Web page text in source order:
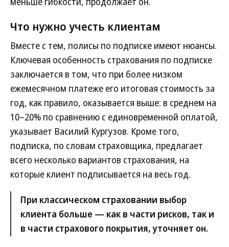
Что нужно учесть клиентам
Вместе с тем, полисы по подписке имеют нюансы.
Ключевая особенность страхования по подписке
заключается в том, что при более низком
ежемесячном платеже его итоговая стоимость за
год, как правило, оказывается выше: в среднем на
10–20% по сравнению с единовременной оплатой,
указывает Василий Кургузов. Кроме того,
подписка, по словам страховщика, предлагает
всего несколько вариантов страхования, на
которые клиент подписывается на весь год.
При классическом страховании выбор
клиента больше — как в части рисков, так и
в части страхового покрытия, уточняет он.